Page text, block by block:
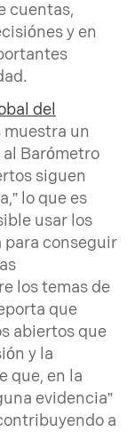
cuentas,
y en
del
muestra un
al Barómetro
siguen
lo que es
usar los
para conseguir
los temas de
que
abiertos que
y la
que, en la
evidencia”
a